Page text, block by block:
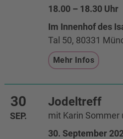
18.00 – 18.30 Uhr
Im Innenhof des
Tal 50, 80331
Mehr Infos
Jodeltreff
mit Karin Sommer
30
SEP.
30. September